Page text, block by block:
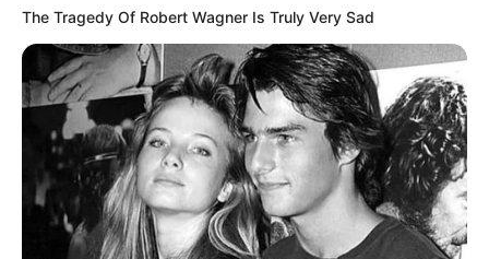
The Tragedy Of Robert Wagner Is Truly Very Sad